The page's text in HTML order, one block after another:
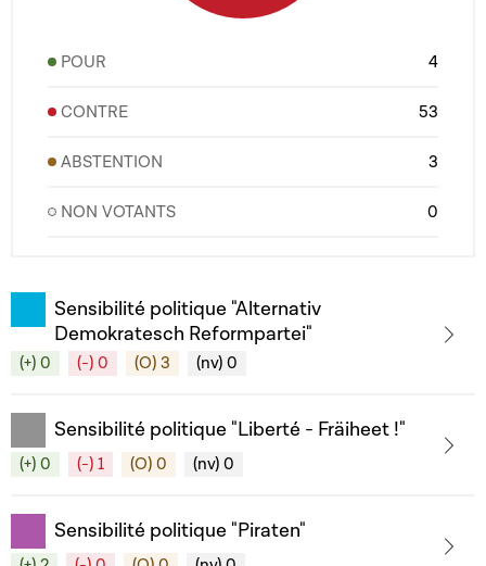
POUR 4
CONTRE 53
ABSTENTION 3
NON VOTANTS 0
Sensibilité politique "Alternativ
Demokratesch Reformpartei"
(+) 0 (-) 0 (O) 3 (nv) 0
Sensibilité politique "Liberté - Fräiheet !"
(+) 0 (-) 1 (O) 0 (nv) 0
Sensibilité politique "Piraten"